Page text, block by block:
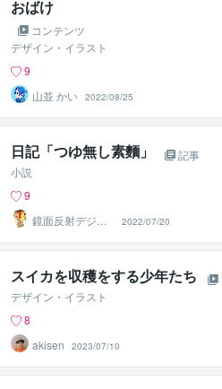
おばけ
コンテンツ
デザイン・イラスト
9
山並 かい 2022/08/25
日記「つゆ無し素麵」
記事
小説
9
鏡面反射デジタ
ルアート製作所
（鈴木穣）
2022/07/20
スイカを収穫をする少年たち
デザイン・イラスト
8
akisen
2023/07/10